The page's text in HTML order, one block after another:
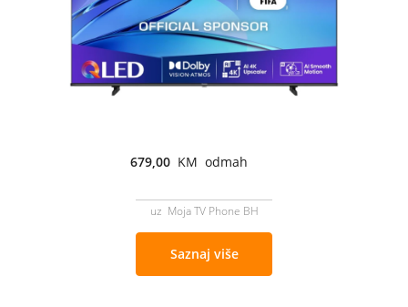
679,00 KM odmah
uz Moja TV Phone BH
Saznaj više